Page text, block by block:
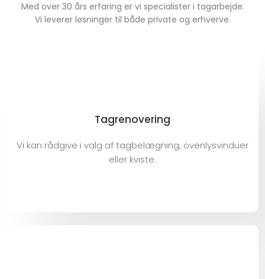
Med over 30 års erfaring er vi specialister i tagarbejde.
Vi leverer løsninger til både private og erhverve.
Tagrenovering
Vi kan rådgive i valg af tagbelægning, ovenlysvinduer
eller kviste.